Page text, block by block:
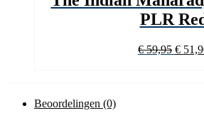
PLR
€59,95 €
Beoordelingen (0)